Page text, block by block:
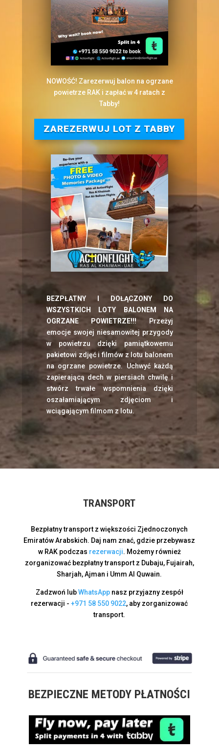
NOWOŚĆ! Zarezerwuj balon na ogrzane
powietrze RAK i zapłać w 4 ratach z
Tabby!
ZAREZERWUJ LOT Z TABBY
BEZPŁATNY I DOŁĄCZONY DO
WSZYSTKICH
LOTY BALONEM NA
OGRZANE POWIETRZE!!!Przeżyj
emocje swojej niesamowitej przygody
w powietrzu dzięki pamiątkowemu
pakietowi zdjęć i filmów z lotu balonem
na ogrzane powietrze. Uchwyć każdą
zapierającą dech w piersiach chwilę i
stwórz trwałe wspomnienia dzięki
oszałamiającym zdjęciom i
wciągającym filmom z lotu.
TRANSPORT
Bezpłatny transport z większości Zjednoczonych
Emiratów Arabskich. Daj nam znać, gdzie przebywasz
w RAK podczas rezerwacji. Możemy również
zorganizować bezpłatny transport z Dubaju, Fujairah,
Sharjah, Ajman i Umm Al Quwain.
Zadzwoń lubWhatsAppnasz przyjazny zespół
rezerwacji -+971 58 550 9022, aby zorganizować
transport.
BEZPIECZNE METODY PŁATNOŚCI